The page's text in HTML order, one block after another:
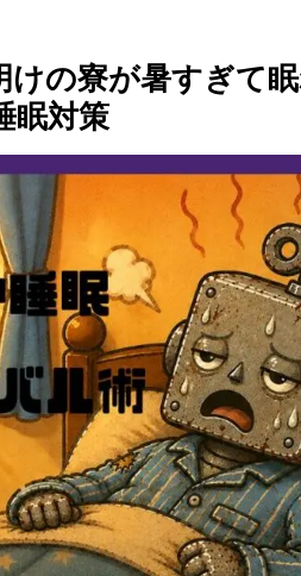
けの寮が暑すぎて
眠対策